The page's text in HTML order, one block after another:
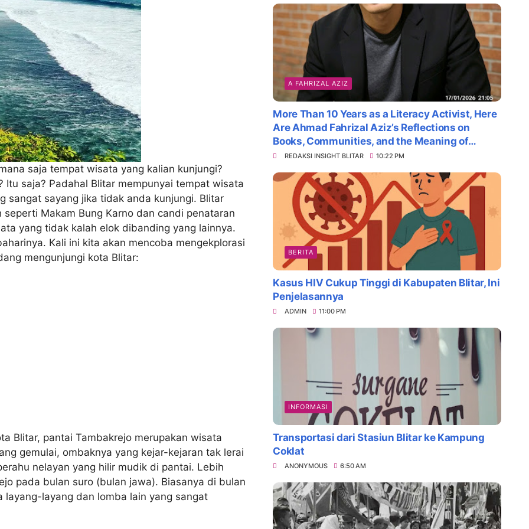
saja tempat wisata yang kalian kunjungi?
Itu saja? Padahal Blitar mempunyai tempat wisata
sangat sayang jika tidak anda kunjungi. Blitar
Makam Bung Karno dan candi penataran
yang tidak kalah elok dibanding yang lainnya.
Kali ini kita akan mencoba mengekplorasi
mengunjungi kota Blitar:
Blitar, pantai Tambakrejo merupakan wisata
gemulai, ombaknya yang kejar-kejaran tak lerai
nelayan yang hilir mudik di pantai. Lebih
pada bulan suro (bulan jawa). Biasanya di bulan
layang dan lomba lain yang sangat
A FAHRIZAL AZIZ
More Than 10 Years as a Literacy Activist, Here
Are Ahmad Fahrizal Aziz’s Reflections on
Books, Communities, and the Meaning of
Survival
REDAKSI INSIGHT BLITAR 10:22 PM
BERITA
Kasus HIV Cukup Tinggi di Kabupaten Blitar, Ini
Penjelasannya
ADMIN 11:00 PM
INFORMASI
Transportasi dari Stasiun Blitar ke Kampung
Coklat
ANONYMOUS 6:50 AM